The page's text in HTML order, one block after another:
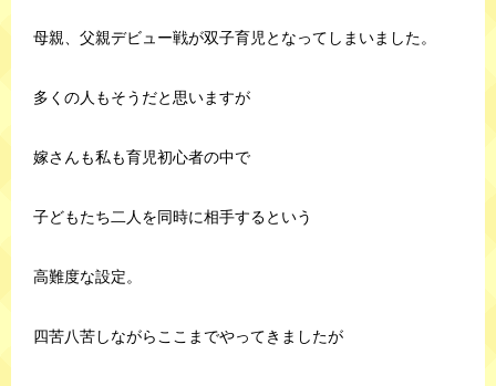
母親、父親デビュー戦が双子育児となってしまいました。
多くの人もそうだと思いますが
嫁さんも私も育児初心者の中で
子どもたち二人を同時に相手するという
高難度な設定。
四苦八苦しながらここまでやってきましたが